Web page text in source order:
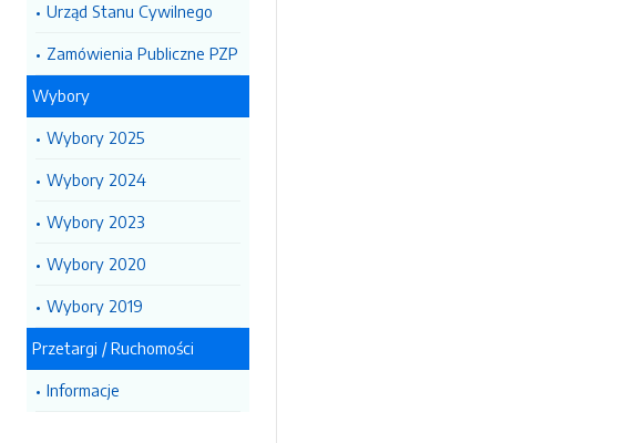
Urząd Stanu Cywilnego
Zamówienia Publiczne PZP
Wybory
Wybory 2025
Wybory 2024
Wybory 2023
Wybory 2020
Wybory 2019
Przetargi / Ruchomości
Informacje